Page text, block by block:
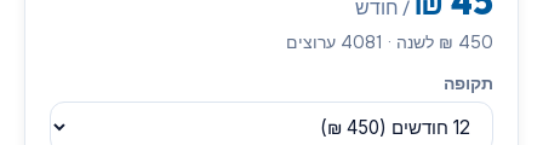
/ חודש
450
₪ לשנה ·
4081 ערוצים
תקופה